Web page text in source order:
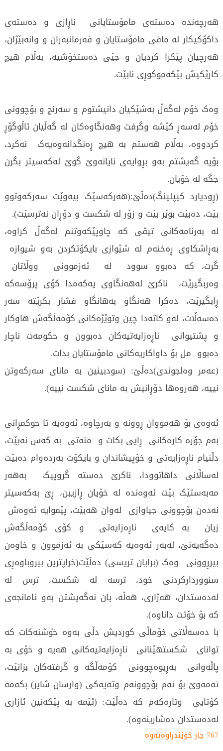
هەرچەندە دەستەی مامۆستایانی ناڕازی و دەستەی
داکۆکیکار لە مافی مامۆستایان و فەرمانبەران و وانەبێژان،
هەرچیان پێکرا کردیان و جێی دەستخۆشیە، بەڵام هیچ
کارێکیش بێکەموکوڕی نابێت.
وەک خۆم لەگەڵ بەشێکیان دانیشتوم و سەرنج و بۆچوونی
خۆم لەسەڕ کێشە وگرفت وهەنگاوەکان لە گەڵیان ئاڵوگۆڕ
کردووە، بەڵام هەستم بە هیچ ڕەنگدانەوەیەک نەکرد،
بۆیە گەیشتم بەو بڕوایەی نایانەوێ گوێ لەکەسیتر بگرن
جگە لە خۆیان.
(ڕودیارد کیپلینگ)دەڵێ:(هەرکەسێک بیەوێت سەرکەوتوو
بێت، دەبێت بوێر بێت و زۆر لە شکست و دۆڕان نەترسێت).
لە بەرنامەکانی تیڤی کە چاوپێکەوتنم لەگەڵ کراوە،
بەڕاشکاوی ڕەخنەم لە شێوازی بایکۆتکردن بەو شیوازە
گرت، کە دەبوو سوود لە ئەزموونی ووڵاتان
وەربگیرێت، ناکرێ لەهەنگاوی یەکەمدا کۆی پرۆسەکە
ڕابگیرێت، دەکرا هەنگاو بەهانگاو فشار بکرێتە سەر
دەسەڵات، لەو کاتەدا چین وتوێژەکانی کۆمەڵگەش هاوکار
و پشتیوانی ناڕەزایەتیەکان دەبوون و حکومەت ناچار
دەبوو مل بۆ داواکاریەکانی مامۆستایان بدات.
(عەمر وەلجوندی)دەڵێ: (سودبینین بە مانای سەرکەوتن
نییە، هەروەها دۆڕانیش بە مانای شکست نییە).
ئەوەی بۆ هەمووان ڕوونە و بەرچاوە، ئەوەیە تا حوکمڕانی
بەم جۆرە کارەکانی ڕایی بکات و منەتی بە کەس نەبێت،
دڵنیام ناڕەزایەتی و خۆپیشاندان و بایکۆت بەردەوام دەبێت
لەساڵانی داهاتوودا، ناکرێ دەستە گروپیک بەهەر
مەبەستێک بێت ئەوەندە لە خۆیان ڕازیبن، ڕێ بەکەسیتر
نەدەن بۆچوونی جیاوازی لەوان هەبێت، پێموایە ئەوەش
زیان بە کایەی ناڕەزایەتی و کۆی کۆمەڵگەش
دەگەیەنێ، لەبەر ئەوەیە کەسێکی بە ئەزموون و خاوەن
بیرڕوونی وەک (برایان تریسی) دەڵێت(خراپترین بیروباوەڕی
سنووردارکردنی خود، ترسە لە شکست، ترس لە
لەدەستدان، هەژاری، هەڵە، یان نەگەیشتن بەو ئامانجەی
کە بۆ خۆتت داناوە).
با دەسەڵاتی خۆماڵی کوردیش دڵی بەوە خٶشنەکات کە
توانای شکستهێنانی ناڕەزایەتیەکانی هەیە و خۆی بە
پاڵەوانی بەڕیوەچوونی کۆمەڵگە و گرفتەکان بزانێت،
ئەمەوێ بۆ ئەم بۆچوونەم وتەیەکی (وارسان شایر) بکەمە
کۆتایی وتارەکەم کە دەڵێت: (ئێمە بە پێکەنین ئازاری
لەدەستدان دەشارینەوە).
767 جار خوێندراوەتەوە